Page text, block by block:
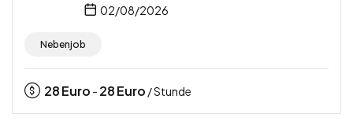
02/08/2026
Nebenjob
28Euro - 28Euro / Stunde